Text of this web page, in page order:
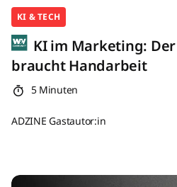
KI & TECH
KI im Marketing:
braucht Handarbeit
5 Minuten
ADZINE Gastautor:in